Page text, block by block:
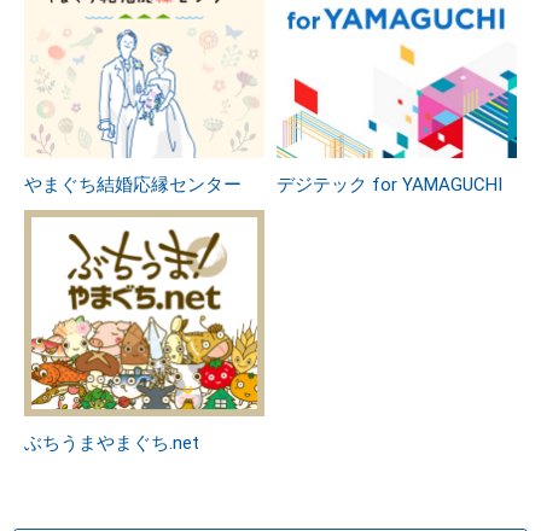
やまぐち結婚応縁センター デジテック for YAMAGUCHI
ぶちうまやまぐち.net